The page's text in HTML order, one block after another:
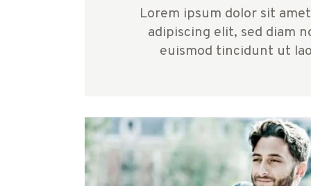
Lorem ipsum dolor sit
adipiscing elit, sed diam
euismod tincidunt ut